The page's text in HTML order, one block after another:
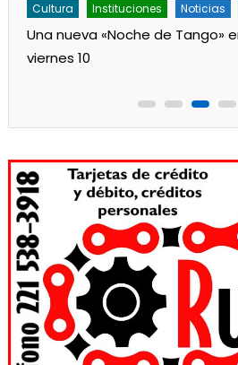
Cultura Instituciones Noticias
Una nueva «Noche de Tango»
viernes 10